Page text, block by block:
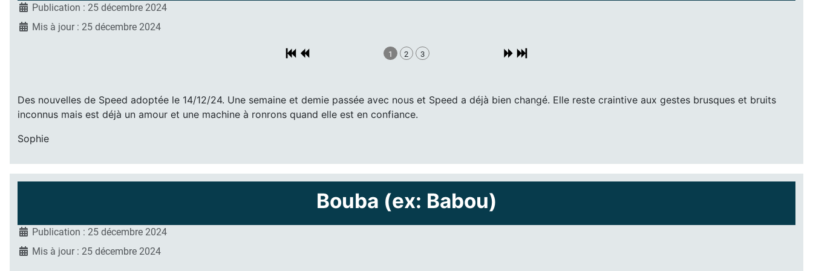
Publication : 25 décembre 2024
Mis à jour : 25 décembre 2024
1 2 3
Des nouvelles de Speed adoptée le 14/12/24. Une semaine et demie passée avec nous et Speed a déjà bien changé. Elle reste craintive aux gestes brusques et bruits
inconnus mais est déjà un amour et une machine à ronrons quand elle est en confiance.
Sophie
Bouba (ex: Babou)
Publication : 25 décembre 2024
Mis à jour : 25 décembre 2024